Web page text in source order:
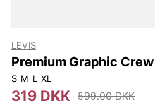
LEVIS
Premium Graphic Crew
S M L XL
319 DKK 599.00 DKK